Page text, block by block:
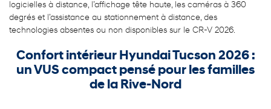
logicielles à distance, l’affichage tête haute, les caméras à 360
degrés et l’assistance au stationnement à distance, des
technologies absentes ou non disponibles sur le CR-V 2026.
Confort intérieur Hyundai Tucson 2026 :
un VUS compact pensé pour les familles
de la Rive-Nord